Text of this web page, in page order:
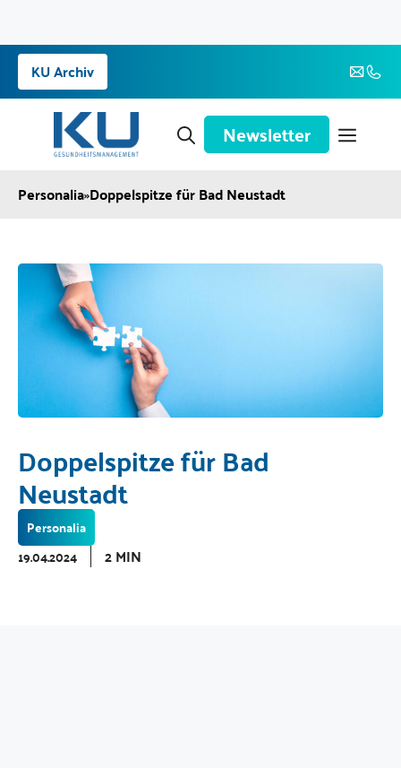
Zum
Inhalt
springen
KU Archiv
Newsletter
Personalia»Doppelspitze für Bad Neustadt
Doppelspitze für Bad
Neustadt
Personalia
19.04.2024
2 MIN